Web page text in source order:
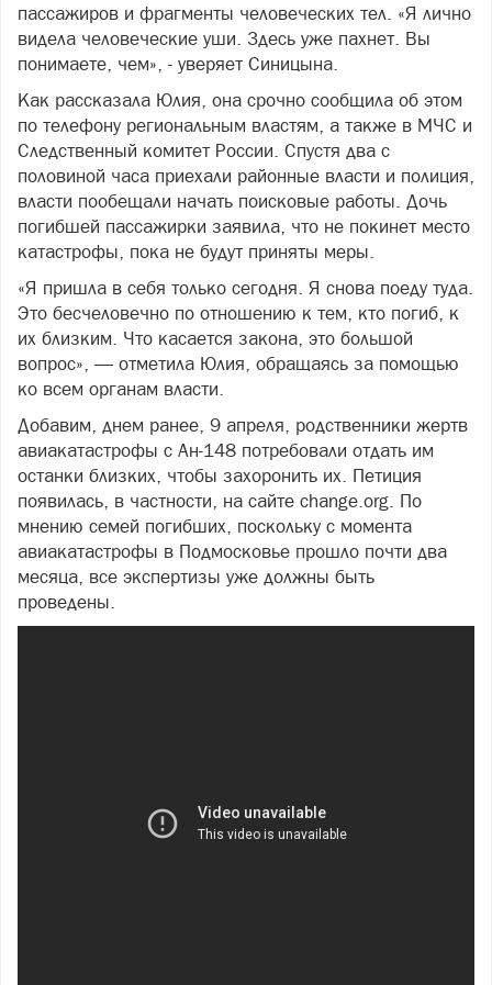
пассажиров и фрагменты человеческих тел. «Я лично
видела человеческие уши. Здесь уже пахнет. Вы
понимаете, чем», - уверяет Синицына.
Как рассказала Юлия, она срочно сообщила об этом
по телефону региональным властям, а также в МЧС и
Следственный комитет России. Спустя два с
половиной часа приехали районные власти и полиция,
власти пообещали начать поисковые работы. Дочь
погибшей пассажирки заявила, что не покинет место
катастрофы, пока не будут приняты меры.
«Я пришла в себя только сегодня. Я снова поеду туда.
Это бесчеловечно по отношению к тем, кто погиб, к
их близким. Что касается закона, это большой
вопрос», — отметила Юлия, обращаясь за помощью
ко всем органам власти.
Добавим, днем ранее, 9 апреля, родственники жертв
авиакатастрофы с Ан-148 потребовали отдать им
останки близких, чтобы захоронить их. Петиция
появилась, в частности, на сайте change.org. По
мнению семей погибших, поскольку с момента
авиакатастрофы в Подмосковье прошло почти два
месяца, все экспертизы уже должны быть
проведены.